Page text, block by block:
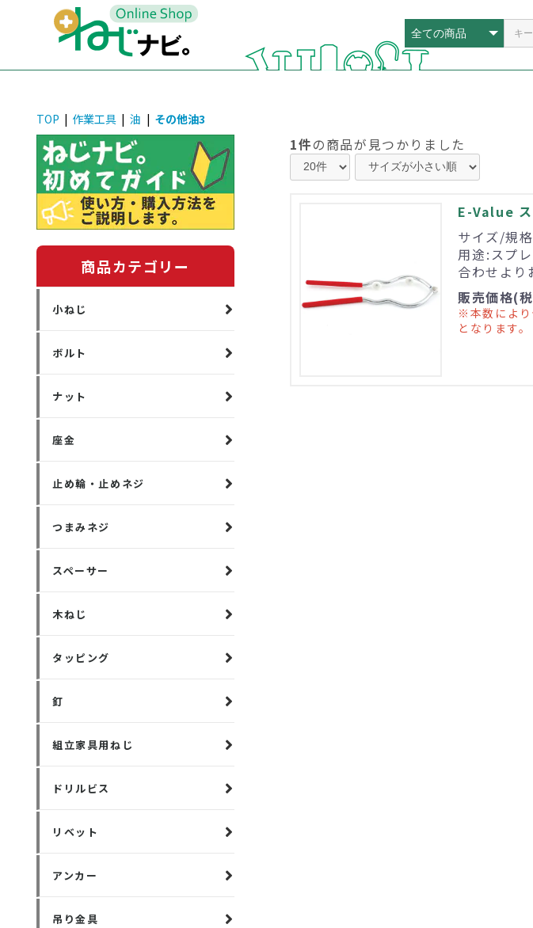
TOP | 作業工具 | 油 | その他油3
商品カテゴリー
小ねじ
ボルト
ナット
座金
止め輪・止めネジ
つまみネジ
スペーサー
木ねじ
タッピング
釘
組立家具用ねじ
ドリルビス
リベット
アンカー
吊り金具
1件の商品が見つかりました
E-Value ス
サイズ/規
用途:スプ
合わせより
販売価格(
※本数により
となります。